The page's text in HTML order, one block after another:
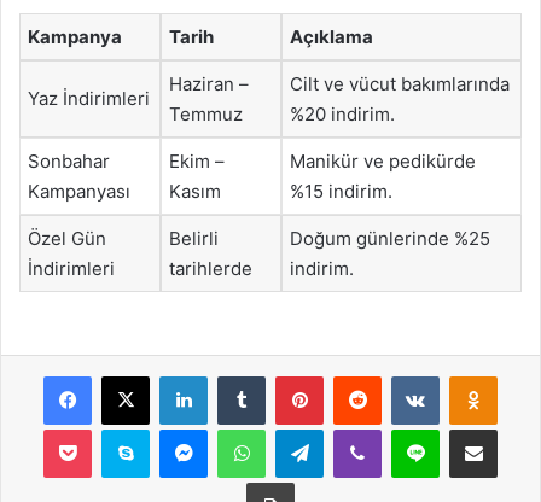
Kampanya Tarih Açıklama
Yaz İndirimleri
Haziran –
Temmuz
Cilt ve vücut bakımlarında
%20 indirim.
Sonbahar
Kampanyası
Ekim –
Kasım
Manikür ve pedikürde
%15 indirim.
Özel Gün
İndirimleri
Belirli
tarihlerde
Doğum günlerinde %25
indirim.
Facebook
X LinkedInTumblr PinterestReddit VKontakte
Pocket Skype MessengerWhatsAppTelegramViber Line E-Posta ile
Yazdır